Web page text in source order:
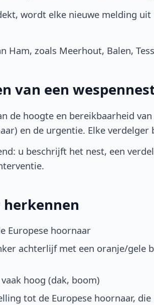
wordt elke nieuwe melding
Ham, zoals Meerhout, Balen,
van een
de hoogte en bereikbaarheid
en de urgentie. Elke
u beschrijft het nest, een
herkennen
Europese hoornaar
achterlijf met een oranje/gele
hoog (dak, boom)
tot de Europese hoornaar,